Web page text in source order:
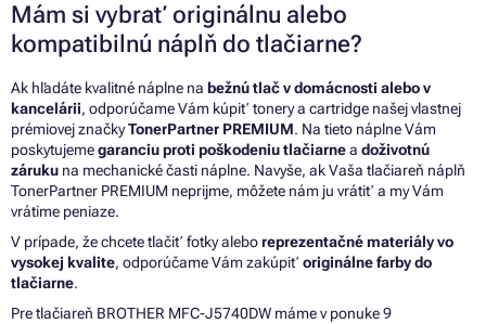
Mám si vybrať originálnu alebo
kompatibilnú náplň do tlačiarne?
Ak hľadáte kvalitné náplne na bežnú tlač v domácnosti alebo v
kancelárii, odporúčame Vám kúpiť tonery a cartridge našej vlastnej
prémiovej značkyTonerPartner PREMIUM. Na tieto náplne Vám
poskytujemegaranciu proti poškodeniu tlačiarnea doživotnú
záruku na mechanické časti náplne. Navyše, ak Vaša tlačiareň náplň
TonerPartner PREMIUM neprijme, môžete nám ju vrátiť a my Vám
vrátime peniaze.
V prípade, že chcete tlačiť fotky aleboreprezentačné materiály vo
vysokej kvalite, odporúčame Vám zakúpiť originálne farby do
tlačiarne.
Pre tlačiareň BROTHER MFC-J5740DW máme v ponuke 9